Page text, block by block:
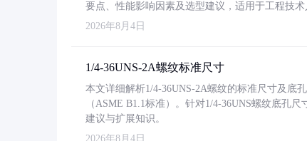
要点、性能影响因素及选型建议，适用于工程技术
2026年8月4日
1/4-36UNS-2A螺纹标准尺寸
本文详细解析1/4-36UNS-2A螺纹的标准尺寸及底
（ASME B1.1标准）。针对1/4-36UNS螺纹底孔
建议与扩展知识。
2026年8月4日